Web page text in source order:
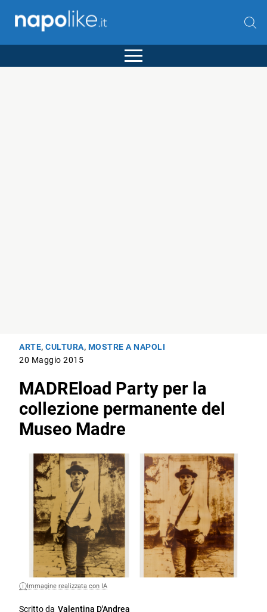
ARTE,CULTURA, MOSTRE A NAPOLI
20 Maggio 2015
MADREload Party per la
collezione permanente del
Museo Madre
Immagine realizzata con IA
Scritto da Valentina D'Andrea